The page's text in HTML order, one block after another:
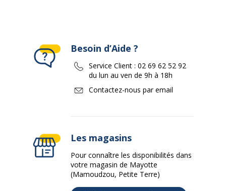
Besoin d’Aide ?
Service Client : 02 69 62 52 92
du lun au ven de 9h à 18h
Contactez-nous par email
Les magasins
Pour connaître les disponibilités dans
votre magasin de Mayotte
(Mamoudzou, Petite Terre)